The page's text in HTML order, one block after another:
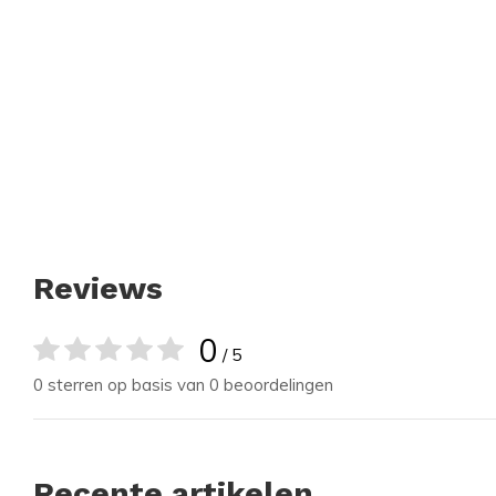
Reviews
0 / 5
0 sterren op basis van 0 beoordelingen